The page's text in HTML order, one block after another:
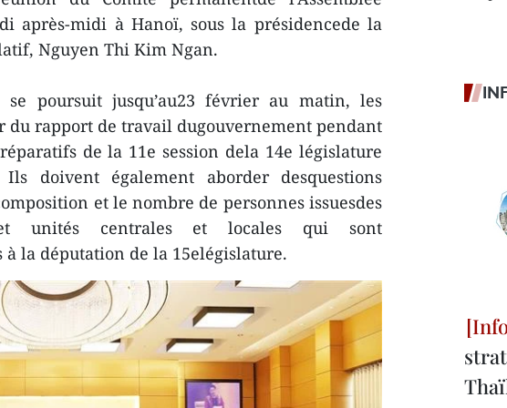
après-midi à Hanoï, sous la présidencede la
Nguyen Thi Kim Ngan.
poursuit jusqu’au23 février au matin, les
du rapport de travail dugouvernement pendant
de la 11e session dela 14e législature
Ils doivent également aborder desquestions
et le nombre de personnes issuesdes
et unités centrales et locales qui sont
à la députation de la 15elégislature.